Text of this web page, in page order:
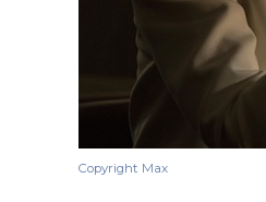
Copyright Max